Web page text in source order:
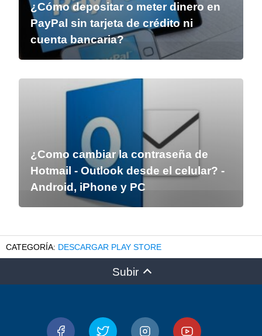
¿Cómo depositar o meter dinero en
PayPal sin tarjeta de crédito ni
cuenta bancaria?
¿Como cambiar la contraseña de
Hotmail - Outlook desde el celular? -
Android, iPhone y PC
DESCARGAR PLAY STORE
Subir